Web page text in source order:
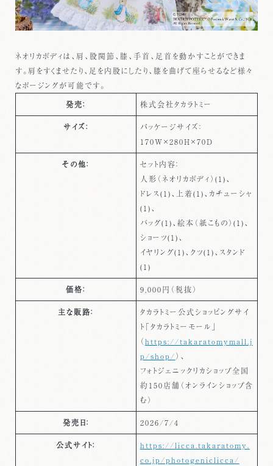
ネオリカボディは、肩、股関節、膝、手首、足首を動かすことができま
す。肩をすくませたり、足を内股にしたり、膝を曲げて座らせるなど様々
なポージングが可能です。
発売：
株式会社タカラトミー
サイズ：
パッケージサイズ：
170W×280H×70D
その他：
セット内容：
人形（ネオリカボディ）(1)、
ドレス(1)、上着(1)、カチューシャ
(1)、
バッグ(1)、絵本（紙こもの）(1)、
ショーツ(1)、
イヤリング(1)、クツ(1)、スタンド
(1)
価格： 9,000円（税抜）
主な販路：
タカラトミー公式ショッピングサイ
ト「タカラトミーモール」
（https://takaratomymall.j
p/shop/）、
フォトジェニックリカショップ全国
約150店舗（オンラインショップ含
む）
発売日： 2026/7/4
公式サイト：
https://licca.takaratomy.
co.jp/photogeniclicca/